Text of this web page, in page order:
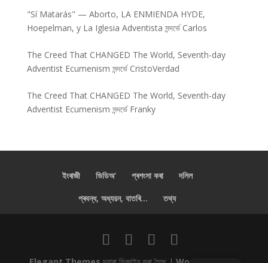
"Sí Matarás" — Aborto, LA ENMIENDA HYDE,
Hoepelman, y La Iglesia Adventista সন্দৰ্ভে Carlos
The Creed That CHANGED The World, Seventh-day
Adventist Ecumenism সন্দৰ্ভে CristoVerdad
The Creed That CHANGED The World, Seventh-day
Adventist Ecumenism সন্দৰ্ভে Franky
ইংৰাজী ভিডিঅ' প্ৰশংসা কৰা
দলিল
প্ৰবন্ধ, অধ্যয়ন, বাতৰি...
তথ্য